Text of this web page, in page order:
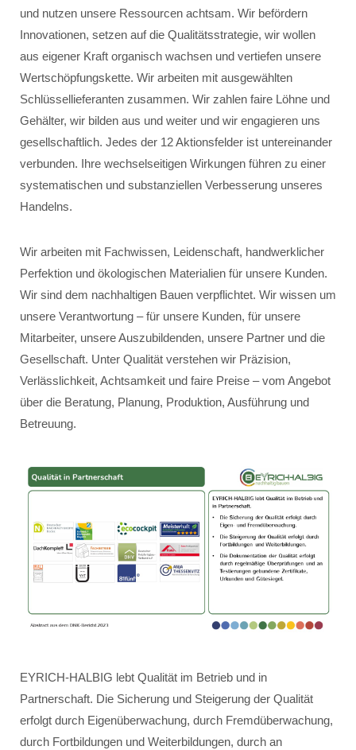
und nutzen unsere Ressourcen achtsam. Wir befördern
Innovationen, setzen auf die Qualitätsstrategie, wir wollen
aus eigener Kraft organisch wachsen und vertiefen unsere
Wertschöpfungskette. Wir arbeiten mit ausgewählten
Schlüssellieferanten zusammen. Wir zahlen faire Löhne und
Gehälter, wir bilden aus und weiter und wir engagieren uns
gesellschaftlich. Jedes der 12 Aktionsfelder ist untereinander
verbunden. Ihre wechselseitigen Wirkungen führen zu einer
systematischen und substanziellen Verbesserung unseres
Handelns.
Wir arbeiten mit Fachwissen, Leidenschaft, handwerklicher
Perfektion und ökologischen Materialien für unsere Kunden.
Wir sind dem nachhaltigen Bauen verpflichtet. Wir wissen um
unsere Verantwortung – für unsere Kunden, für unsere
Mitarbeiter, unsere Auszubildenden, unsere Partner und die
Gesellschaft. Unter Qualität verstehen wir Präzision,
Verlässlichkeit, Achtsamkeit und faire Preise – vom Angebot
über die Beratung, Planung, Produktion, Ausführung und
Betreuung.
EYRICH-HALBIG lebt Qualität im Betrieb und in
Partnerschaft. Die Sicherung und Steigerung der Qualität
erfolgt durch Eigenüberwachung, durch Fremdüberwachung,
durch Fortbildungen und Weiterbildungen, durch an